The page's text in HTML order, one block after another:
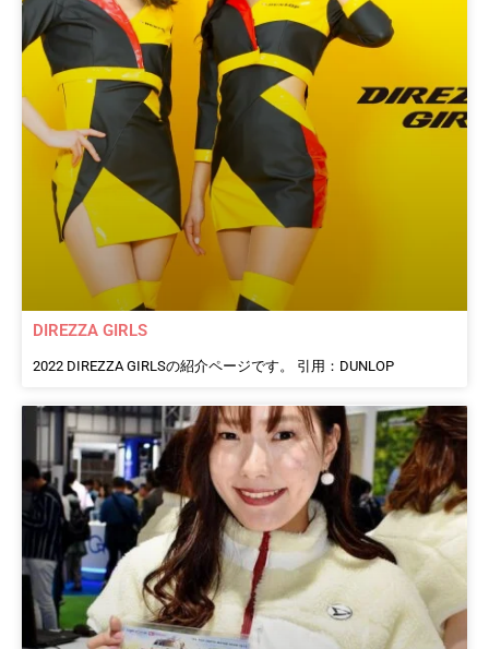
DIREZZA GIRLS
2022 DIREZZA GIRLSの紹介ページです。 引用：DUNLOP